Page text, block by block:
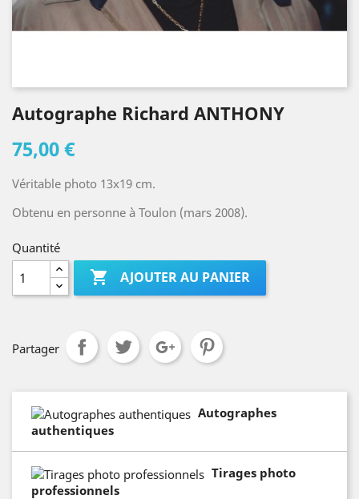
Autographe Richard ANTHONY
75,00 €
Véritable photo 13x19 cm.
Obtenu en personne à Toulon (mars 2008).
Quantité
 AJOUTER AU PANIER
Partager
Autographes
authentiques
Tirages photo
professionnels